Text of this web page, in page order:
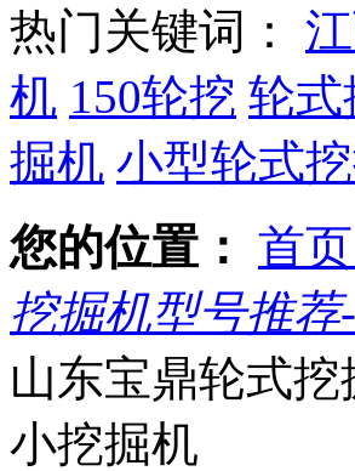
热门关键词：
机 150轮挖 轮式
掘机 小型轮式
您的位置： 首页
挖掘机型号推
山东宝鼎轮式
小挖掘机